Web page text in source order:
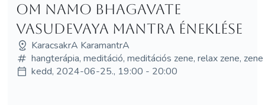
Om Namo Bhagavate
Vasudevaya mantra éneklése
KaracsakrA KaramantrA
hangterápia, meditáció, meditációs zene, relax zene, zene
kedd, 2024-06-25., 19:00 - 20:00